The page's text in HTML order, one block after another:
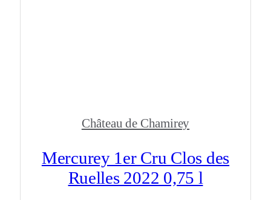
Château de Chamirey
Mercurey 1er Cru Clos des
Ruelles 2022 0,75 l